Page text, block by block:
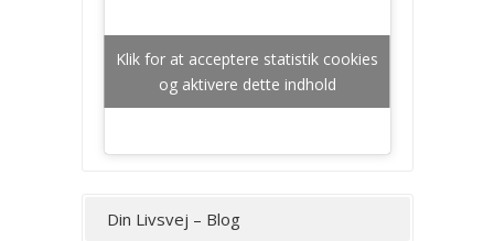
Klik for at acceptere statistik cookies
og aktivere dette indhold
Din Livsvej – Blog